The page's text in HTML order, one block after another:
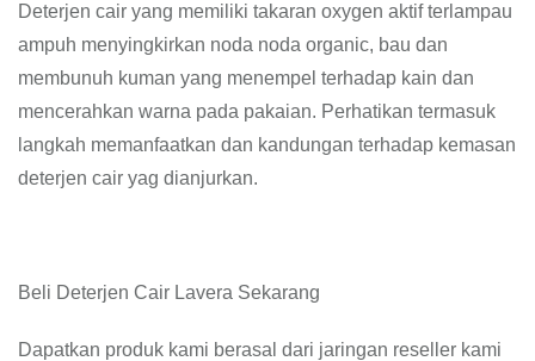
Deterjen cair yang memiliki takaran oxygen aktif terlampau
ampuh menyingkirkan noda noda organic, bau dan
membunuh kuman yang menempel terhadap kain dan
mencerahkan warna pada pakaian. Perhatikan termasuk
langkah memanfaatkan dan kandungan terhadap kemasan
deterjen cair yag dianjurkan.
Beli Deterjen Cair Lavera Sekarang
Dapatkan produk kami berasal dari jaringan reseller kami